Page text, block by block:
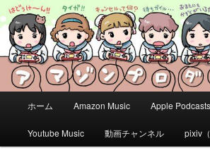
メ
イ
コ
ン
ン
アマゾンプロダクツ
この放送はＴＶゲームを中心に様々な遊びにつ
メ
ホーム Amazon Music Apple Podcasts
Youtube Music 動画チャンネル pixiv